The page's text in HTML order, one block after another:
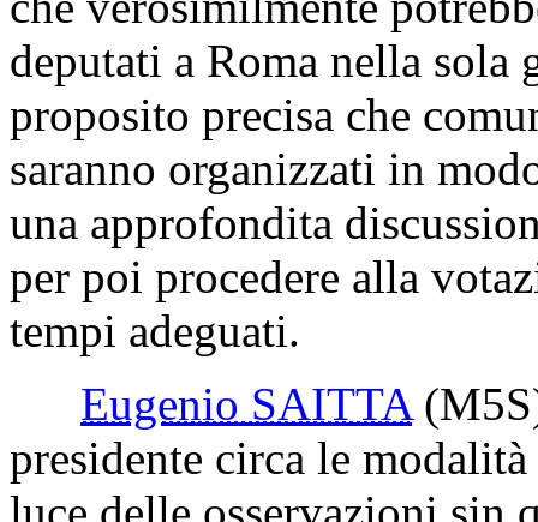
deputati a Roma nella
proposito precisa che
saranno organizzati in
una approfondita
per poi procedere alla
tempi adeguati.
Eugenio SAITTA
presidente circa le
luce delle osservazioni sin